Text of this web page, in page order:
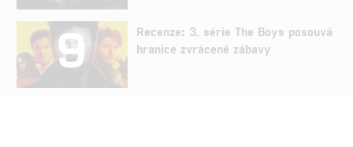
9
Recenze: 3. série The Boys posouvá
hranice zvrácené zábavy